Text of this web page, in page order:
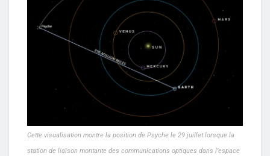
Cette visualisation montre la position de Psyche le 29 juillet lorsque la
station de liaison montante des communications optiques dans l’espace